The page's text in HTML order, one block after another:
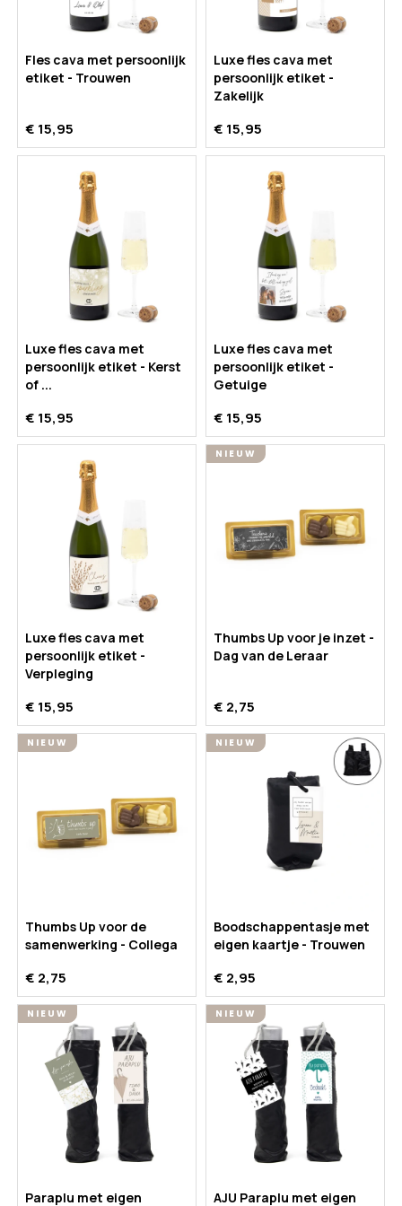
Fles cava met persoonlijk
etiket - Trouwen
€ 15,95
Luxe fles cava met
persoonlijk etiket -
Zakelijk
€ 15,95
Luxe fles cava met
persoonlijk etiket - Kerst
of ...
€ 15,95
Luxe fles cava met
persoonlijk etiket -
Getuige
€ 15,95
Luxe fles cava met
persoonlijk etiket -
Verpleging
€ 15,95
NIEUW
Thumbs Up voor je inzet -
Dag van de Leraar
€ 2,75
NIEUW
Thumbs Up voor de
samenwerking - Collega
€ 2,75
NIEUW
Boodschappentasje met
eigen kaartje - Trouwen
€ 2,95
NIEUW
Paraplu met eigen
NIEUW
AJU Paraplu met eigen